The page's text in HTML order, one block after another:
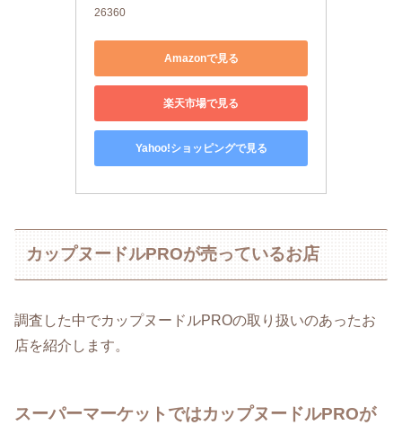
26360
Amazonで見る
楽天市場で見る
Yahoo!ショッピングで見る
カップヌードルPROが売っているお店
調査した中でカップヌードルPROの取り扱いのあったお
店を紹介します。
スーパーマーケットではカップヌードルPROが